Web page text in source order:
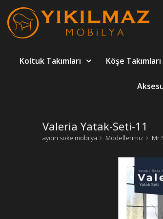
Koltuk Takımları Köşe Takımları
Valeria Yatak-Seti-11
aydın söke mobilya Modellerimiz